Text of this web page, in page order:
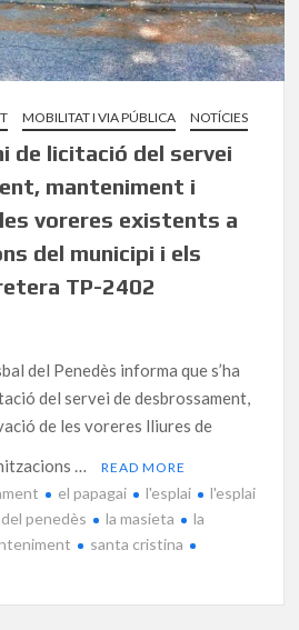
MOBILITAT I VIA PÚBLICA NOTÍCIES
de licitació del servei
manteniment i
voreres existents a
del municipi i els
TP-2402
del Penedès informa que s’ha
del servei de desbrossament,
de les voreres lliures de
…
READ MORE
el papagai l'esplai
l'esplai
penedès la masieta
la
santa cristina